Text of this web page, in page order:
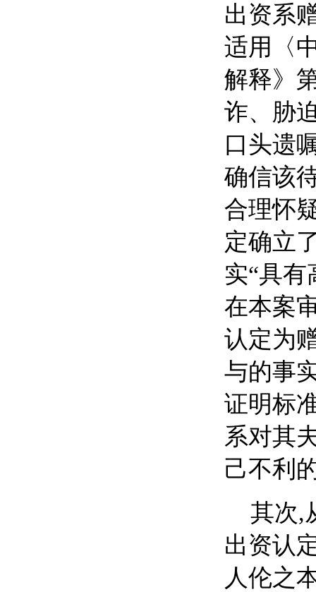
出资系
适用〈
解释》
诈、胁
口头遗
确信该
合理怀
定确立
实“具有
在本案
认定为
与的事
证明标
系对其
己不利
其次,
出资认
人伦之